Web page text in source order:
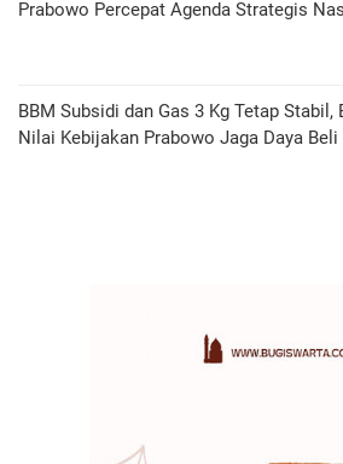
Prabowo Percepat Agenda Strategis
BBM Subsidi dan Gas 3 Kg Tetap Stabil,
Nilai Kebijakan Prabowo Jaga Daya Beli